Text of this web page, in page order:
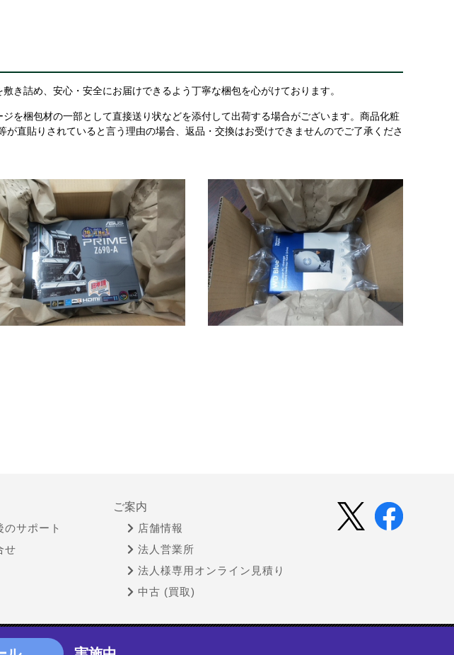
き詰め、安心・安全にお届けできるよう丁寧な梱包を心がけております。
を梱包材の一部として直接送り状などを添付して出荷する場合がございます。商品化粧
直貼りされていると言う理由の場合、返品・交換はお受けできませんのでご了承くださ
のサポート
せ
ご案内
店舗情報
法人営業所
法人様専用オンライン見積り
中古 (買取)
サイトポリシー